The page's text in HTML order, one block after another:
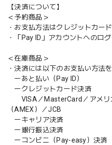
【決済について】
＜予約商品＞
・お支払方法はクレジットカー
・「Pay ID」アカウントへのロ
＜在庫商品＞
・決済には以下のお支払い方法
ーあと払い（Pay ID）
ークレジットカード決済
VISA／MasterCard／アメリ
（AMEX）／JCB
ーキャリア決済
ー銀行振込決済
ーコンビニ（Pay-easy）決済